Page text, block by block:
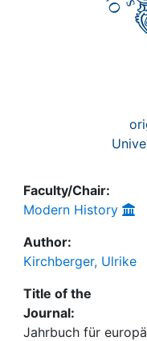
Faculty/Chair:
Modern History
Author:
Kirchberger, Ulrike
Title of the
Journal:
Jahrbuch für